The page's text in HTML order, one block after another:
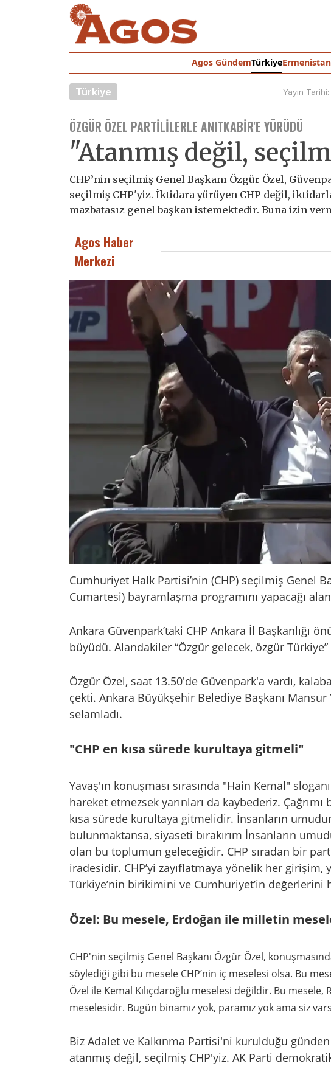
Agos GündemTürkiyeErmenistan
Türkiye Yayın Tarihi:
ÖZGÜR ÖZEL PARTILILERLE ANITKABIR'E YÜRÜDÜ
"Atanmış değil,
CHP’nin seçilmiş Genel Başkanı Özgür Özel,
seçilmiş CHP'yiz. İktidara yürüyen CHP değil,
mazbatasız genel başkan istemektedir. Buna izin
Agos Haber
Merkezi
Cumhuriyet Halk Partisi’nin (CHP) seçilmiş Genel
Cumartesi) bayramlaşma programını yapacağı
Ankara Güvenpark’taki CHP Ankara İl Başkanlığı
büyüdü. Alandakiler “Özgür gelecek, özgür Türkiye”
Özgür Özel, saat 13.50'de Güvenpark'a vardı,
çekti. Ankara Büyükşehir Belediye Başkanı
selamladı.
"CHP en kısa sürede kurultaya gitmeli"
Yavaş'ın konuşması sırasında "Hain Kemal"
hareket etmezsek yarınları da kaybederiz.
kısa sürede kurultaya gitmelidir. İnsanların
bulunmaktansa, siyaseti bırakırım İnsanların
olan bu toplumun geleceğidir. CHP sıradan bir
iradesidir. CHP’yi zayıflatmaya yönelik her girişim,
Türkiye’nin birikimini ve Cumhuriyet’in değerlerini
Özel: Bu mesele, Erdoğan ile milletin
CHP'nin seçilmiş Genel Başkanı Özgür Özel,
söylediği gibi bu mesele CHP’nin iç meselesi olsa. Bu
Özel ile Kemal Kılıçdaroğlu meselesi değildir. Bu mesele,
meselesidir. Bugün binamız yok, paramız yok ama siz
Biz Adalet ve Kalkınma Partisi'ni kurulduğu
atanmış değil, seçilmiş CHP'yiz. AK Parti